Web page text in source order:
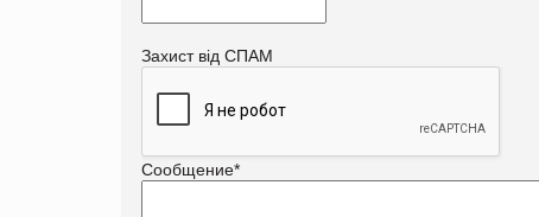
Захист від СПАМ
Сообщение*